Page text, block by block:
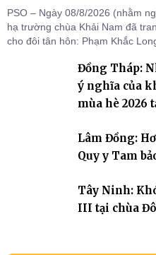
PSO – Ngày 08/8/2026 (nhằm
hạ trường chùa Khải Nam đã
cho đôi tân hôn: Phạm Khắc
Đồng Tháp:
ý nghĩa của
mùa hè 2026
Lâm Đồng:
Quy y Tam
Tây Ninh:
III tại chùa